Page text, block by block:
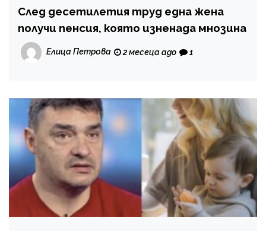
След десетилетия труд една жена
получи пенсия, която изненада мнозина
Елица Петрова 2 месеца ago 1